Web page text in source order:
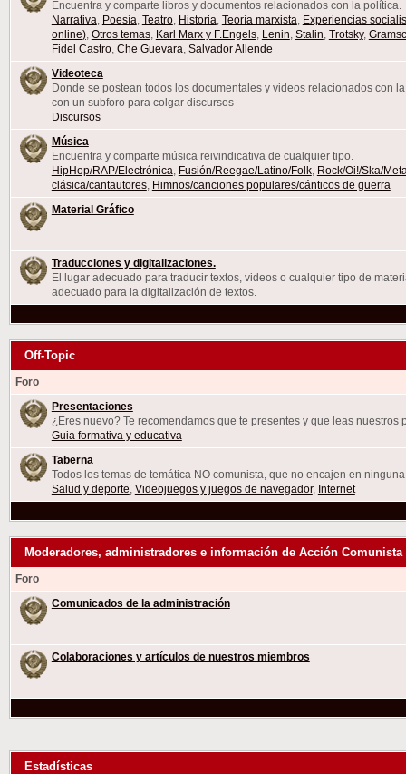
Encuentra y comparte libros y documentos relacionados con la política.
Narrativa Poesía Teatro, Historia Teoría marxista Experiencias
online), Otros temas, Karl Marx y F.Engels, Lenin Stalin Trotsky,
Fidel Castro, Che Guevara Salvador Allende
Videoteca
Donde se postean todos los documentales y videos relacionados con
con un subforo para colgar discursos
Discursos
Música
Encuentra y comparte música reivindicativa de cualquier tipo.
HipHop/RAP/Electrónica Fusión/Reegae/Latino/Folk, Rock/Oi!/Ska/
clásica/cantautores, Himnos/canciones populares/cánticos de guerra
Material Gráfico
Traducciones y digitalizaciones.
El lugar adecuado para traducir textos, videos o cualquier tipo de
adecuado para la digitalización de textos.
Off-Topic
Foro
Presentaciones
¿Eres nuevo? Te recomendamos que te presentes y que leas nuestros
Guia formativa y educativa
Taberna
Todos los temas de temática NO comunista, que no encajen en
Salud y deporte Videojuegos y juegos de navegador, Internet
Moderadores, administradores e información de Acción Comunista
Foro
Comunicados de la administración
Colaboraciones y artículos de nuestros miembros
Estadísticas